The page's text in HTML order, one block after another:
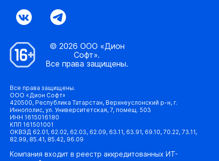
© 2026 ООО «Дион
Софт».
Все права защищены.
Все права защищены.
ООО «Дион Софт»
420500, Республика Татарстан, Верхнеуслонский р-н, г.
Иннополис, ул. Университетская, 7, помещ. 503
ИНН 1615016180
КПП 161501001
ОКВЭД 62.01, 62.02, 62.03, 62.09, 63.11, 63.91, 69.10, 70.22, 73.11,
82.99, 85.41, 85.42, 96.09
Компания входит в реестр аккредитованных ИТ-